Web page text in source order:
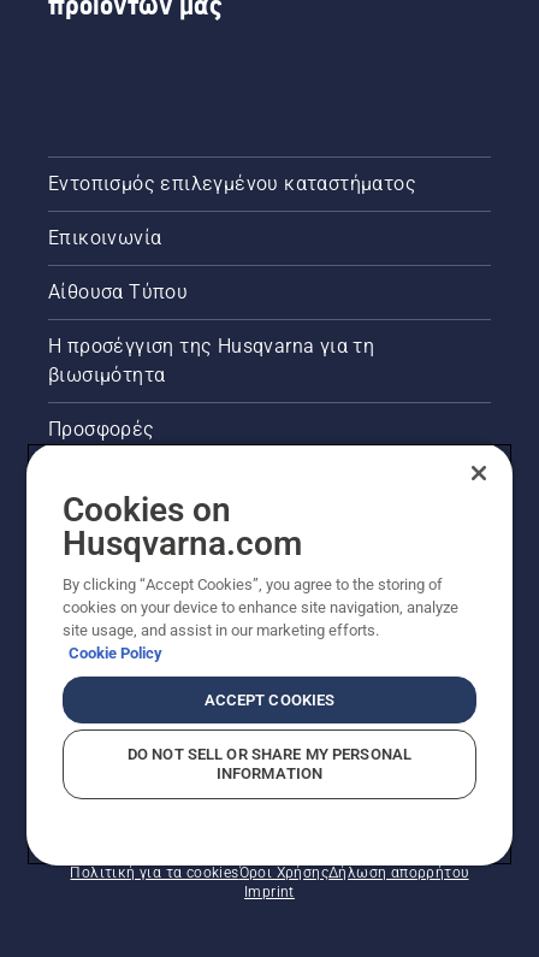
Εντοπισμός επιλεγμένου καταστήματος
Επικοινωνία
Αίθουσα Τύπου
Η προσέγγιση της Husqvarna για τη
βιωσιμότητα
Προσφορές
Άλλοι ιστότοποι Husqvarna
© Husqvarna AB (δημοσ.) Με την επιφύλαξη παντός
Πολιτική για τα cookiesΌροι ΧρήσηςΔήλωση απορρήτου
Imprint
Cookies on
Husqvarna.com
By clicking “Accept Cookies”, you agree to the storing of
cookies on your device to enhance site navigation, analyze
site usage, and assist in our marketing efforts.
Cookie Policy
ACCEPT COOKIES
DO NOT SELL OR SHARE MY PERSONAL
INFORMATION